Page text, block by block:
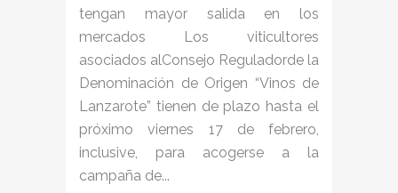
tengan mayor salida en los
mercados Los viticultores
asociados alConsejo Reguladorde la
Denominación de Origen “Vinos de
Lanzarote” tienen de plazo hasta el
próximo viernes 17 de febrero,
inclusive, para acogerse a la
campaña de...